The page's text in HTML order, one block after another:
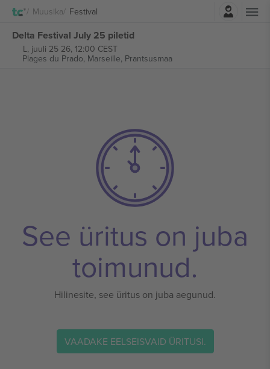
Muusika Festival
Delta Festival July 25 piletid
L, juuli 25 26, 12:00 CEST
Plages du Prado, Marseille, Prantsusmaa
See üritus on juba
toimunud.
Hilinesite, see üritus on juba aegunud.
VAADAKE EELSEISVAID ÜRITUSI.